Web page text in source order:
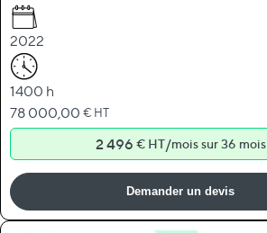
2022
1400 h
78 000,00 € HT
2 496 € HT/mois sur 36 mois
Demander un devis